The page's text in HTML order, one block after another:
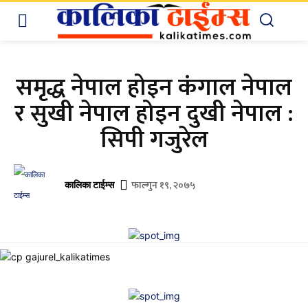
समृद्ध नेपाल होइन कंगाल नेपाल
र सुखी नेपाल होइन दुखी नेपाल :
सिपी गजुरेल
कालिका टाईम्स फाल्गुन १९, २०७५